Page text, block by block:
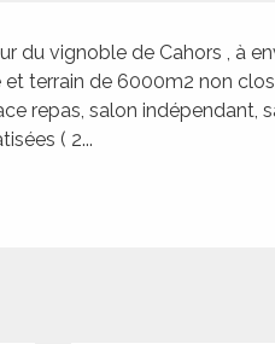
du vignoble de Cahors , à
terrain de 6000m2 non
repas, salon indépendant,
( 2...